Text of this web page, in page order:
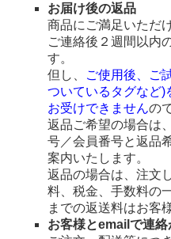
お届け後の返品
商品にご満足いただ
ご連絡後２週間以内
す。
但し、
ご使用後、ご
ついているタグなど)
お受けできませんの
返品ご希望の場合は
号／会員番号と返品
案内いたします。
返品の場合は、注文
料、税金、手数料の
までの返送料はお客
お客様とemailで連